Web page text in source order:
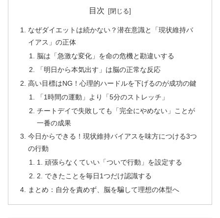
目次
なぜダイエットは続かない？潜在意識と「現状維持バ
イアス」の正体
脳は「急激な変化」を命の危機と勘違いする
「明日から本気出す」は脳の正常な反応
高い目標はNG！心理的ハードルを下げるのが成功の鍵
「1時間の運動」より「5分のストレッチ」
チートデイで失敗しても「完全にやめない」ことが
一番の成果
今日からできる！現状維持バイアスを味方につける3つ
の行動
1. 頑張らなくていい「ついで行動」を設定する
2. できたことを毎日1つだけ認識する
まとめ：自分を責めず、脳を騙して理想の体型へ